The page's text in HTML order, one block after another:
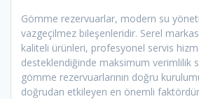
Gömme rezervuarlar, modern su
vazgeçilmez bileşenleridir. Serel
kaliteli ürünleri, profesyonel servis
desteklendiğinde maksimum verimlilik
gömme rezervuarlarının doğru
doğrudan etkileyen en önemli